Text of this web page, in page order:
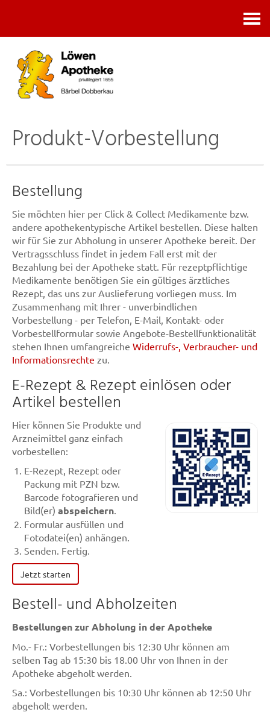
Produkt-Vorbestellung
Bestellung
Sie möchten hier per Click & Collect Medikamente bzw.
andere apothekentypische Artikel bestellen. Diese halten
wir für Sie zur Abholung in unserer Apotheke bereit. Der
Vertragsschluss findet in jedem Fall erst mit der
Bezahlung bei der Apotheke statt. Für rezeptpflichtige
Medikamente benötigen Sie ein gültiges ärztliches
Rezept, das uns zur Auslieferung vorliegen muss. Im
Zusammenhang mit Ihrer - unverbindlichen
Vorbestellung - per Telefon, E-Mail, Kontakt- oder
Vorbestellformular sowie Angebote-Bestellfunktionalität
stehen Ihnen umfangreiche Widerrufs-, Verbraucher- und
Informationsrechte zu.
E-Rezept & Rezept einlösen oder
Artikel bestellen
Hier können Sie Produkte und
Arzneimittel ganz einfach
vorbestellen:
E-Rezept, Rezept oder
Packung mit PZN bzw.
Barcode fotografieren und
Bild(er) abspeichern.
Formular ausfüllen und
Fotodatei(en) anhängen.
Senden. Fertig.
Jetzt starten
Bestell- und Abholzeiten
Bestellungen zur Abholung in der Apotheke
Mo.- Fr.: Vorbestellungen bis 12:30 Uhr können am
selben Tag ab 15:30 bis 18.00 Uhr von Ihnen in der
Apotheke abgeholt werden.
Sa.: Vorbestellungen bis 10:30 Uhr können ab 12:50 Uhr
abgeholt werden.